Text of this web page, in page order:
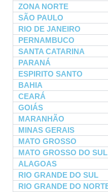
ZONA NORTE
SÃO PAULO
RIO DE JANEIRO
PERNAMBUCO
SANTA CATARINA
PARANÁ
ESPIRITO SANTO
BAHIA
CEARÁ
GOIÁS
MARANHÃO
MINAS GERAIS
MATO GROSSO
MATO GROSSO DO SUL
ALAGOAS
RIO GRANDE DO SUL
RIO GRANDE DO